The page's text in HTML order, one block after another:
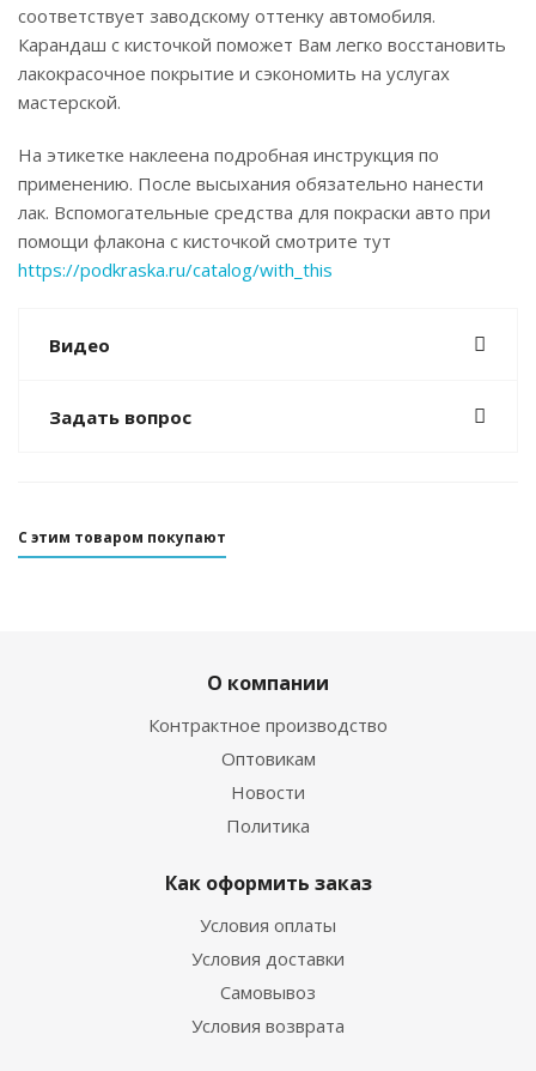
соответствует заводскому оттенку автомобиля.
Карандаш с кисточкой поможет Вам легко восстановить
лакокрасочное покрытие и сэкономить на услугах
мастерской.
На этикетке наклеена подробная инструкция по
применению. После высыхания обязательно нанести
лак. Вспомогательные средства для покраски авто при
помощи флакона с кисточкой смотрите тут
https://podkraska.ru/catalog/with_this
Видео
Задать вопрос
С этим товаром покупают
О компании
Контрактное производство
Оптовикам
Новости
Политика
Как оформить заказ
Условия оплаты
Условия доставки
Самовывоз
Условия возврата